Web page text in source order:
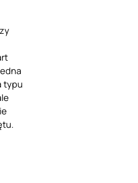
typu